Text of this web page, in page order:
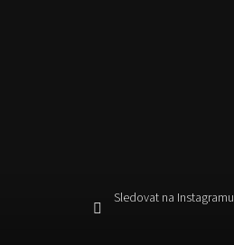
Sledovat na Instagramu